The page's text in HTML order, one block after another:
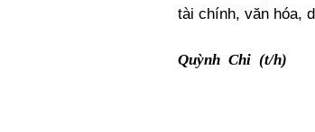
tài chính, văn hóa,
Quỳnh Chi (t/h)